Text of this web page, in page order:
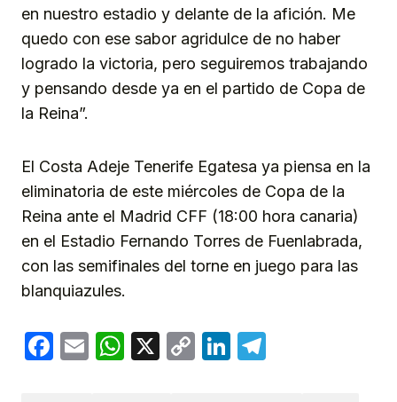
en nuestro estadio y delante de la afición. Me
quedo con ese sabor agridulce de no haber
logrado la victoria, pero seguiremos trabajando
y pensando desde ya en el partido de Copa de
la Reina”.
El Costa Adeje Tenerife Egatesa ya piensa en la
eliminatoria de este miércoles de Copa de la
Reina ante el Madrid CFF (18:00 hora canaria)
en el Estadio Fernando Torres de Fuenlabrada,
con las semifinales del torne en juego para las
blanquiazules.
Facebook
EmailWhatsApp
X
CopyLinkedIn